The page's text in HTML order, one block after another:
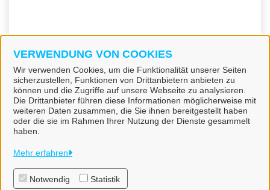
VERWENDUNG VON COOKIES
Wir verwenden Cookies, um die Funktionalität unserer Seiten
sicherzustellen, Funktionen von Drittanbietern anbieten zu
können und die Zugriffe auf unsere Webseite zu analysieren.
Die Drittanbieter führen diese Informationen möglicherweise mit
weiteren Daten zusammen, die Sie ihnen bereitgestellt haben
oder die sie im Rahmen Ihrer Nutzung der Dienste gesammelt
haben.
Mehr erfahren
Notwendig Statistik
Weitere Informationen zur BundID finden Sie auf der
FAQ-Seite des Bundes.
Gemeinde Freden (Leine)
Alle Rechte vorbehalten